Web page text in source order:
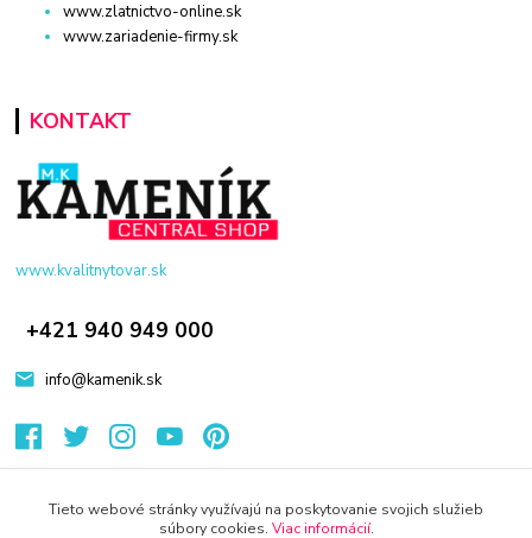
www.zlatnictvo-online.sk
www.zariadenie-firmy.sk
KONTAKT
www.kvalitnytovar.sk
+421 940 949 000
info@kamenik.sk
Tieto webové stránky využívajú na poskytovanie svojich služieb
súbory cookies. Viac informácií.